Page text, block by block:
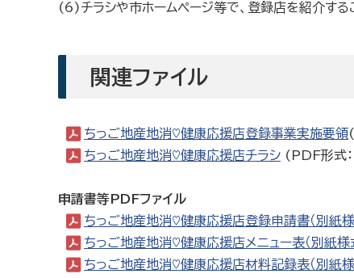
(6)チラシや市ホームページ等で、登録店を紹介する
関連ファイル
ちっご地産地消♡健康応援店登録事業実施要領
ちっご地産地消♡健康応援店チラシ (PDF形式
申請書等PDFファイル
ちっご地産地消♡健康応援店登録申請書（別紙様
ちっご地産地消♡健康応援店メニュー表（別紙様
ちっご地産地消♡健康応援店材料記録表（別紙様